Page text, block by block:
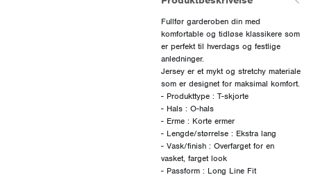
Fullfør garderoben din med
komfortable og tidløse klassikere som
er perfekt til hverdags og festlige
anledninger.
Jersey er et mykt og stretchy materiale
som er designet for maksimal komfort.
- Produkttype : T-skjorte
- Hals : O-hals
- Erme : Korte ermer
- Lengde/størrelse : Ekstra lang
- Vask/finish : Overfarget for en
vasket, farget look
- Passform : Long Line Fit